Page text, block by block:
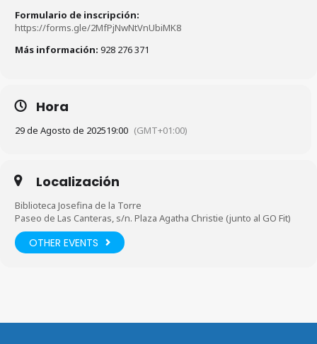
Formulario de inscripción:
https://forms.gle/2MfPjNwNtVnUbiMK8
Más información: 928 276 371
Hora
29 de Agosto de 202519:00 (GMT+01:00)
Localización
Biblioteca Josefina de la Torre
Paseo de Las Canteras, s/n. Plaza Agatha Christie (junto al GO Fit)
OTHER EVENTS